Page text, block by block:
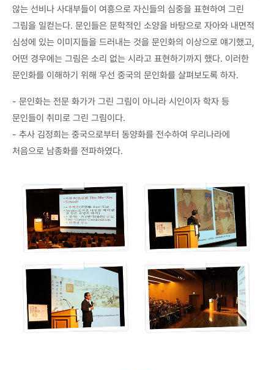
않는 선비나 사대부들이 여흥으로 자신들의 심중을 표현하여 그린
그림을 일컫는다. 문인들은 문학적인 소양을 바탕으로 자아와 내면적
심성에 있는 이미지들을 드러내는 것을 문인화의 이상으로 얘기했고,
어떤 경우에는 그림은 소리 없는 시라고 표현하기까지 했다. 이러한
문인화를 이해하기 위해 우선 중국의 문인화를 살펴보도록 하자.
- 문인화는 전문 화가가 그린 그림이 아니라 시인이자 학자 등
문인들이 취미로 그린 그림이다.
- 추사 김정희는 중국으로부터 동양화를 전수하여 우리나라에
처음으로 남종화를 전파하였다.